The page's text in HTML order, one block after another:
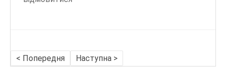
< Попередня Наступна >